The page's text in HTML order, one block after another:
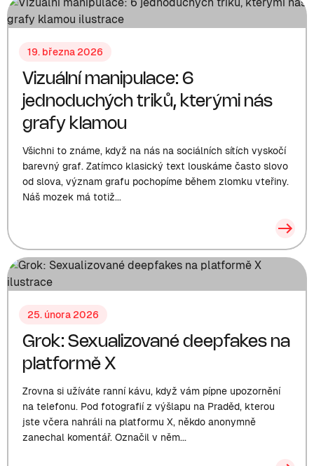
19. března 2026
Vizuální manipulace: 6
jednoduchých triků, kterými nás
grafy klamou
Všichni to známe, když na nás na sociálních sítích vyskočí
barevný graf. Zatímco klasický text louskáme často slovo
od slova, význam grafu pochopíme během zlomku vteřiny.
Náš mozek má totiž...
25. února 2026
Grok: Sexualizované deepfakes na
platformě X
Zrovna si užíváte ranní kávu, když vám pípne upozornění
na telefonu. Pod fotografií z výšlapu na Praděd, kterou
jste včera nahráli na platformu X, někdo anonymně
zanechal komentář. Označil v něm...